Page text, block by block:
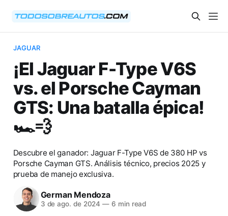
JAGUAR
¡El Jaguar F-Type V6S
vs. el Porsche Cayman
GTS: Una batalla épica!
🏎️💨
Descubre el ganador: Jaguar F-Type V6S de 380 HP vs
Porsche Cayman GTS. Análisis técnico, precios 2025 y
prueba de manejo exclusiva.
German Mendoza
3 de ago. de 2024 — 6 min read